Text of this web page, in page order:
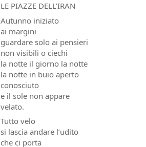
LE PIAZZE DELL'IRAN
Autunno iniziato
ai margini
guardare solo ai pensieri
non visibili o ciechi
la notte il giorno la notte
la notte in buio aperto
conosciuto
e il sole non appare
velato.
Tutto velo
si lascia andare l’udito
che ci porta